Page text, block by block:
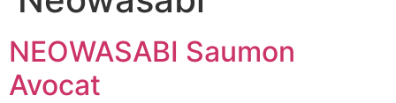
NEOWASABI Saumon
Avocat